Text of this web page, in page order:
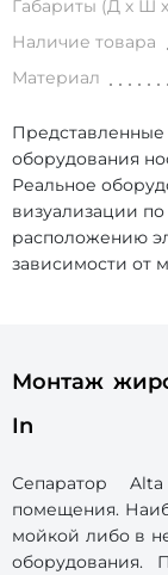
Габариты (Д х Ш
Наличие товара
Материал
оборудования
Реальное
визуализации
расположению
зависимости от
Монтаж
In
Сепаратор
помещения.
мойкой либо в
оборудования.